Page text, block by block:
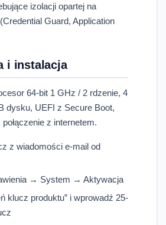
izolacji opartej na
Guard, Application
i instalacja
64-bit 1 GHz / 2 rdzenie, 4
dysku, UEFI z Secure Boot,
połączenie z internetem.
z wiadomości e-mail od
→ System → Aktywacja
klucz produktu” i wprowadź 25-